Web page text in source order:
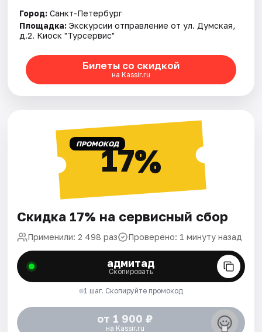
Город: Санкт-Петербург
Площадка: Экскурсии отправление от ул. Думская,
д.2. Киоск "Турсервис"
Билеты со скидкой
на Kassir.ru
ПРОМОКОД17%
Скидка 17% на сервисный сбор
Применили: 2 498 раз Проверено: 1 минуту назад
адмитад
Скопировать
1 шаг. Скопируйте промокод
от 1 900 ₽
на Kassir.ru